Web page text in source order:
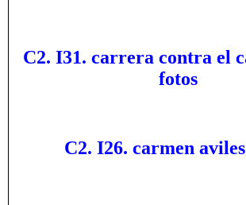
C2. I31. carrera contra el
fotos
C2. I26. carmen